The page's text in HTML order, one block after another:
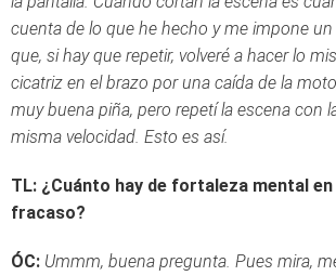
cuenta de lo que he hecho y me impone
que, si hay que repetir, volveré a hacer lo
cicatriz en el brazo por una caída de la
muy buena piña, pero repetí la escena con
misma velocidad. Esto es así.
TL: ¿Cuánto hay de fortaleza mental
fracaso?
ÓC: Ummm, buena pregunta. Pues mira,